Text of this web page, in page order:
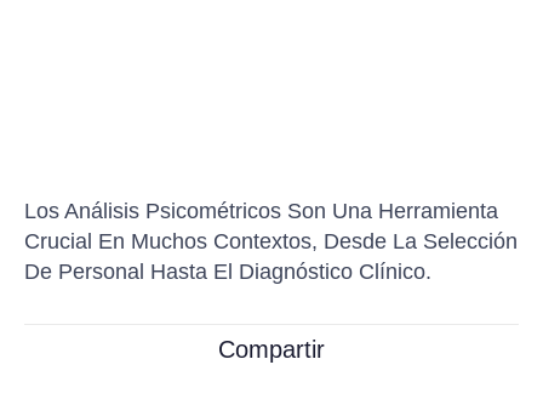
Los Análisis Psicométricos Son Una Herramienta
Crucial En Muchos Contextos, Desde La Selección
De Personal Hasta El Diagnóstico Clínico.
Compartir